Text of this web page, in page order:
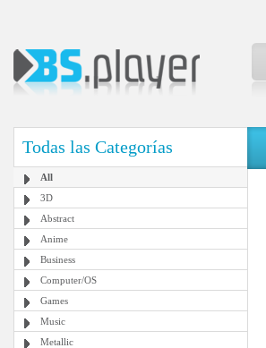
Todas las Categorías
All
3D
Abstract
Anime
Business
Computer/OS
Games
Music
Metallic